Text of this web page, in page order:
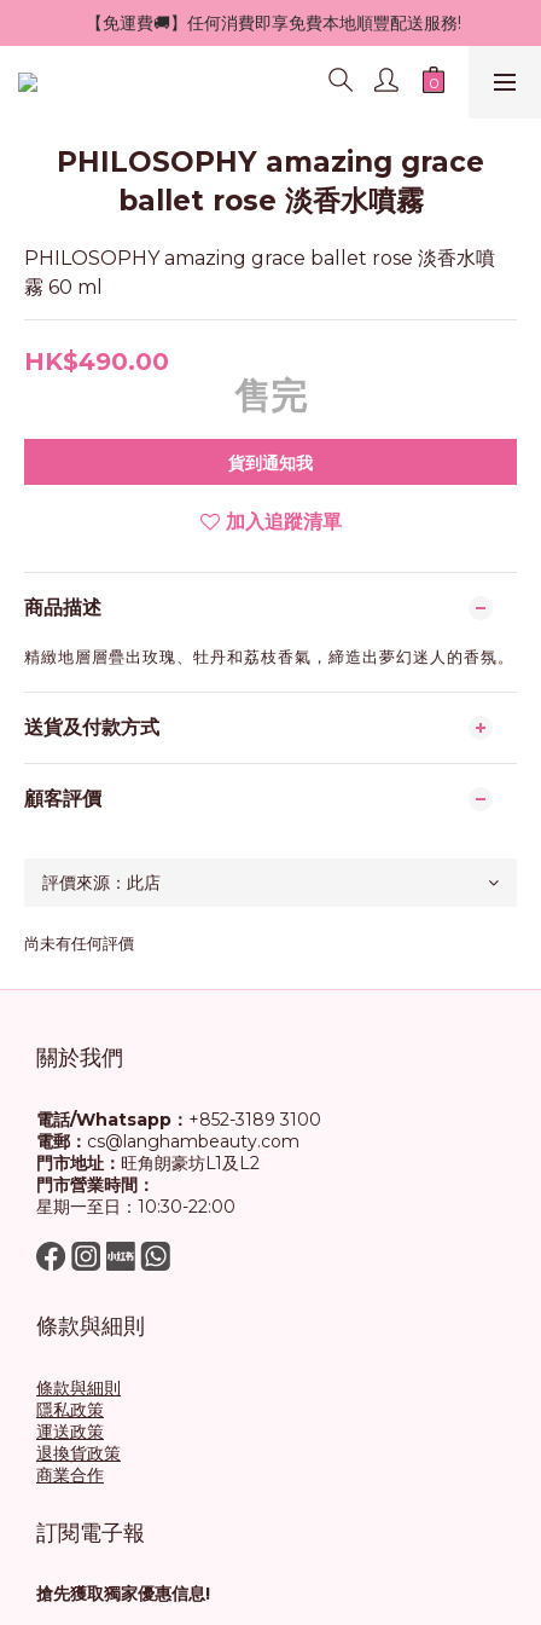
【免運費🚚】任何消費即享免費本地順豐配送服務!
PHILOSOPHY amazing grace
ballet rose 淡香水噴霧
PHILOSOPHY amazing grace ballet rose 淡香水噴
霧 60 ml
HK$490.00
售完
貨到通知我
加入追蹤清單
商品描述
精緻地層層疊出玫瑰、牡丹和荔枝香氣，締造出夢幻迷人的香氛。
送貨及付款方式
顧客評價
尚未有任何評價
關於我們
電話/Whatsapp： +852-3189 3100
電郵： cs@langhambeauty.com
門市地址： 旺角朗豪坊L1及L2
門市營業時間：
星期一至日：10:30-22:00
條款與細則
條款與細則
隱私政策
運送政策
退換貨政策
商業合作
訂閱電子報
搶先獲取獨家優惠信息!